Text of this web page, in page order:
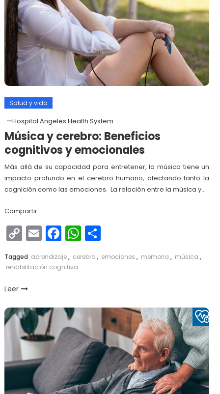
Salud y vida
Hospital Angeles Health System
Música y cerebro: Beneficios
cognitivos y emocionales
Más allá de su capacidad para entretener, la música tiene un
impacto profundo en el cerebro humano, afectando tanto la
cognición como las emociones. La relación entre la música y…
Compartir:
Copy
Link
EmailFacebook
WhatsApp
Compartir
Tagged aprendizaje, cerebro, emociones , memoria , música ,
rehabilitación cognitiva
Leer